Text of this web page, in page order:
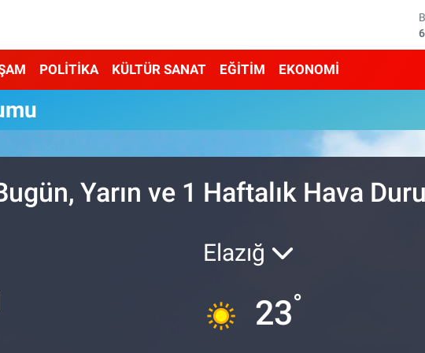
POLİTİKA KÜLTÜR SANAT EĞİTİM EKONOMİ
Yarın ve 1 Haftalık Hava
Elazığ
23°